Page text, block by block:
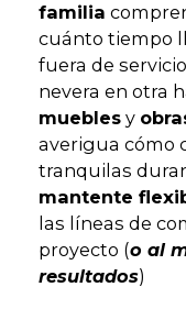
familia
cuánto tiempo
fuera de
nevera en otra
muebles y
averigua cómo
tranquilas
mantente
las líneas de
proyecto (o al
resultados)